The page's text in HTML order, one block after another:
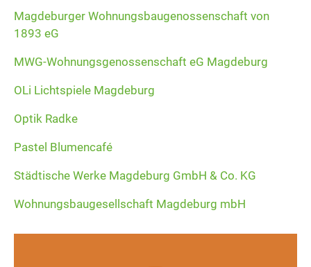
Magdeburger Wohnungsbaugenossenschaft von
1893 eG
MWG-Wohnungsgenossenschaft eG Magdeburg
OLi Lichtspiele Magdeburg
Optik Radke
Pastel Blumencafé
Städtische Werke Magdeburg GmbH & Co. KG
Wohnungsbaugesellschaft Magdeburg mbH